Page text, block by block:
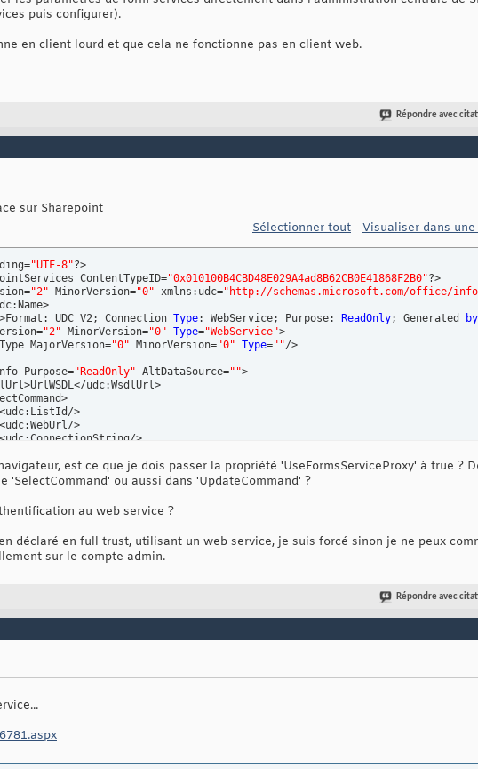
puis configurer).
en client lourd et que cela ne fonctionne pas en client web.
Répondre avec
sur Sharepoint
Sélectionner tout - Visualiser dans
"UTF-8"?>
ContentTypeID="0x010100B4CBD48E029A4ad8B62CB0E41868F2B0"?>
"2" MinorVersion="0" xmlns:udc="http://schemas.microsoft.com/office/
UDC V2; Connection
Type: WebService; Purpose: ReadOnly; Generated by
"2" MinorVersion="0" Type="WebService">
MajorVersion=
"0" MinorVersion="0" Type=""/>
Purpose=
"ReadOnly" AltDataSource="">
			<udc:ServiceUrl UseFormsServiceProxy=
			<udc:FileName>Specify a filename
'' CredentialType='' /></udc:Authentication-->
est ce que je dois passer la propriété 'UseFormsServiceProxy' à true ?
ou aussi dans 'UpdateCommand' ?
au web service ?
déclaré en full trust, utilisant un web service, je suis forcé sinon je ne peux
sur le compte admin.
Répondre avec